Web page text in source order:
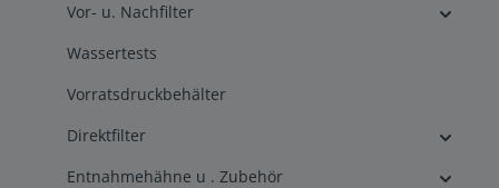
Vor- u. Nachfilter
Wassertests
Vorratsdruckbehälter
Direktfilter
Entnahmehähne u . Zubehör